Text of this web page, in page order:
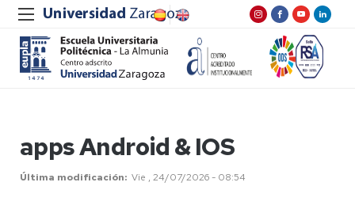
apps Android & IOS
Última modificación Vie , 24/07/2026 - 08:54